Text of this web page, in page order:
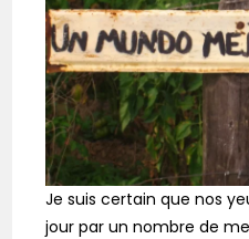
Je suis certain que nos
jour par un nombre de